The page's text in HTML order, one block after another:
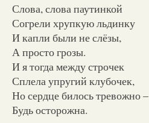
Слова, слова паутинкой
Согрели хрупкую льдинку
И капли были не слёзы,
А просто грозы.
И я тогда между строчек
Сплела упругий клубочек,
Но сердце билось тревожно –
Будь осторожна.